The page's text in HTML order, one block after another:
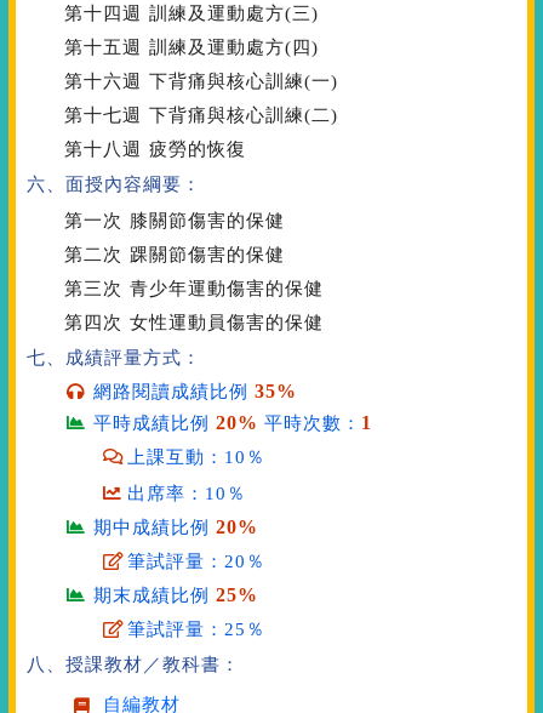
第十四週
訓練及運動處方(三)
第十五週
訓練及運動處方(四)
第十六週
下背痛與核心訓練(一)
第十七週
下背痛與核心訓練(二)
第十八週
疲勞的恢復
六、面授內容綱要：
第一次
膝關節傷害的保健
第二次 踝關節傷害的保健
第三次 青少年運動傷害的保健
第四次 女性運動員傷害的保健
七、成績評量方式：
網路閱讀成績比例35%
平時成績比例20% 平時次數： 1
上課互動：10％
出席率：10％
期中成績比例20%
筆試評量：20％
期末成績比例25%
筆試評量：25％
八、授課教材／教科書：
自編教材